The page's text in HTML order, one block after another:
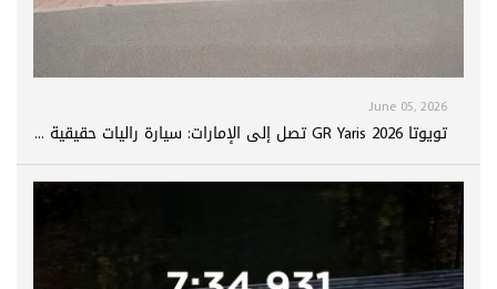
June 05, 2026
تويوتا GR Yaris 2026 تصل إلى الإمارات: سيارة راليات حقيقية ...